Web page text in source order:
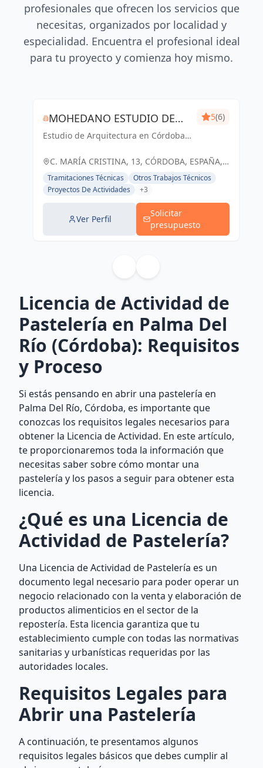
profesionales que ofrecen los servicios que
necesitas, organizados por localidad y
especialidad. Encuentra el profesional ideal
para tu proyecto y comienza hoy mismo.
MOHEDANO ESTUDIO DE
ARQUITECTURA S.L.P.
Estudio de Arquitectura en Córdoba
5(6)
C. MARÍA CRISTINA, 13, CÓRDOBA, ESPAÑA,
España
Tramitaciones Técnicas
Otros Trabajos Técnicos
Proyectos De Actividades
+3
Ver Perfil
Solicitar
presupuesto
Licencia de Actividad de
Pastelería en Palma Del
Río (Córdoba): Requisitos
y Proceso
Si estás pensando en abrir una pastelería en
Palma Del Río, Córdoba, es importante que
conozcas los requisitos legales necesarios para
obtener la Licencia de Actividad. En este artículo,
te proporcionaremos toda la información que
necesitas saber sobre cómo montar una
pastelería y los pasos a seguir para obtener esta
licencia.
¿Qué es una Licencia de
Actividad de Pastelería?
Una Licencia de Actividad de Pastelería es un
documento legal necesario para poder operar un
negocio relacionado con la venta y elaboración de
productos alimenticios en el sector de la
repostería. Esta licencia garantiza que tu
establecimiento cumple con todas las normativas
sanitarias y urbanísticas requeridas por las
autoridades locales.
Requisitos Legales para
Abrir una Pastelería
A continuación, te presentamos algunos
requisitos legales básicos que debes cumplir al